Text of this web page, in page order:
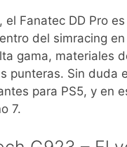
el Fanatec DD Pro
del simracing en
gama, materiales
punteras. Sin duda
para PS5, y en
7.